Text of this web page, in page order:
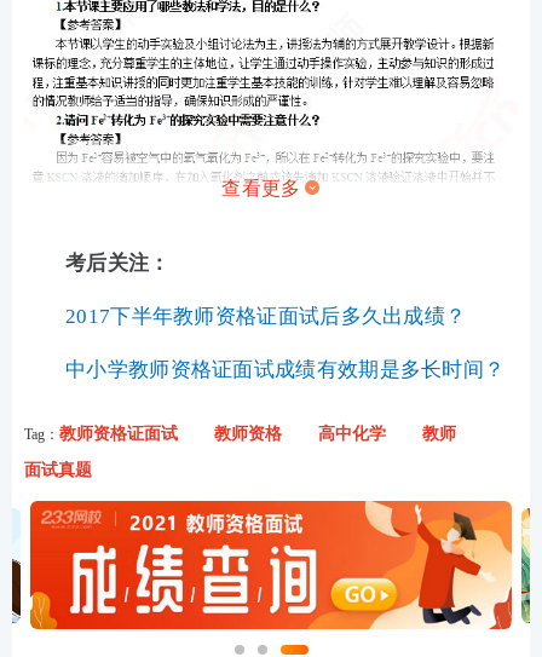
查看更多
考后关注：
2017下半年教师资格证面试后多久出成绩？
中小学教师资格证面试成绩有效期是多长时间？
Tag： 教师资格证面试 教师资格 高中化学
教师
面试真题